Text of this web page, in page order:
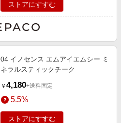
ストアにすすむ
04 イノセンス エムアイエムシー ミ
ネラルスティックチーク
￥ 4,180+送料固定
5.5%
ストアにすすむ